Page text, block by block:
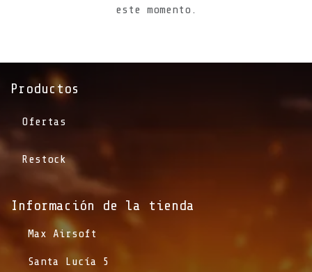
este momento.
Productos
Ofertas
Restock
Información de la tienda​
​Max Airsoft
​Santa Lucía 5